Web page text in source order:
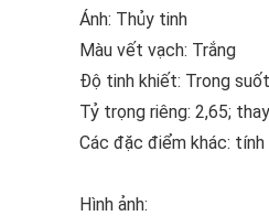
Ánh: Thủy tinh
Màu vết vạch: Trắng
Độ tinh khiết: Trong
Tỷ trọng riêng: 2,65;
Các đặc điểm khác:
Hình ảnh: